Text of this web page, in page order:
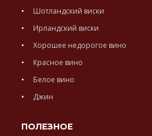
Шотландский виски
Ирландский виски
Хорошее недорогое вино
Красное вино
Белое вино
Джин
ПОЛЕЗНОЕ